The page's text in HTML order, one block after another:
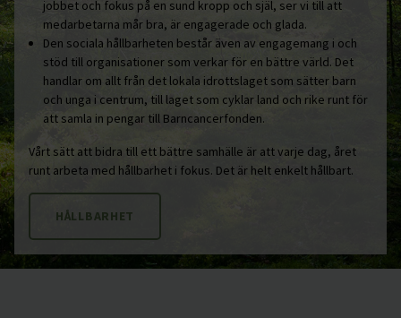
jobbet och fokus på en sund kropp och själ, ser vi till att
medarbetarna mår bra, är engagerade och glada.
Den sociala hållbarheten består även av engagemang i och
stöd till organisationer som verkar för en bättre värld. Det
handlar om allt från det lokala idrottslaget som sätter barn
och unga i centrum, till laget som cyklar land och rike runt för
att samla in pengar till Barncancerfonden.
Vårt sätt att bidra till ett bättre samhälle är att varje dag, året
runt arbeta med hållbarhet i fokus. Det är helt enkelt hållbart.
HÅLLBARHET